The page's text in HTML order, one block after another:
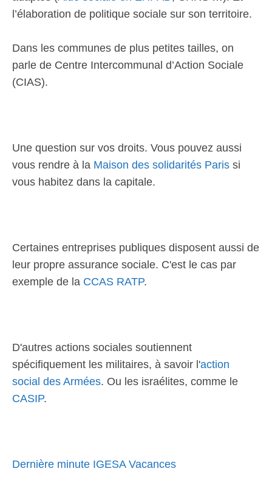
l’élaboration de politique sociale sur son territoire.
Dans les communes de plus petites tailles, on
parle de Centre Intercommunal d’Action Sociale
(CIAS).
Une question sur vos droits. Vous pouvez aussi
vous rendre à la Maison des solidarités Paris si
vous habitez dans la capitale.
Certaines entreprises publiques disposent aussi de
leur propre assurance sociale. C'est le cas par
exemple de la CCAS RATP.
D'autres actions sociales soutiennent
spécifiquement les militaires, à savoir l'action
social des Armées. Ou les israélites, comme le
CASIP.
Dernière minute IGESA Vacances